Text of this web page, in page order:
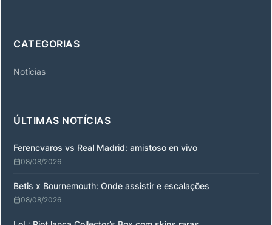
CATEGORIAS
Notícias
ÚLTIMAS NOTÍCIAS
Ferencvaros vs Real Madrid: amistoso en vivo
08/08/2026
Betis x Bournemouth: Onde assistir e escalações
08/08/2026